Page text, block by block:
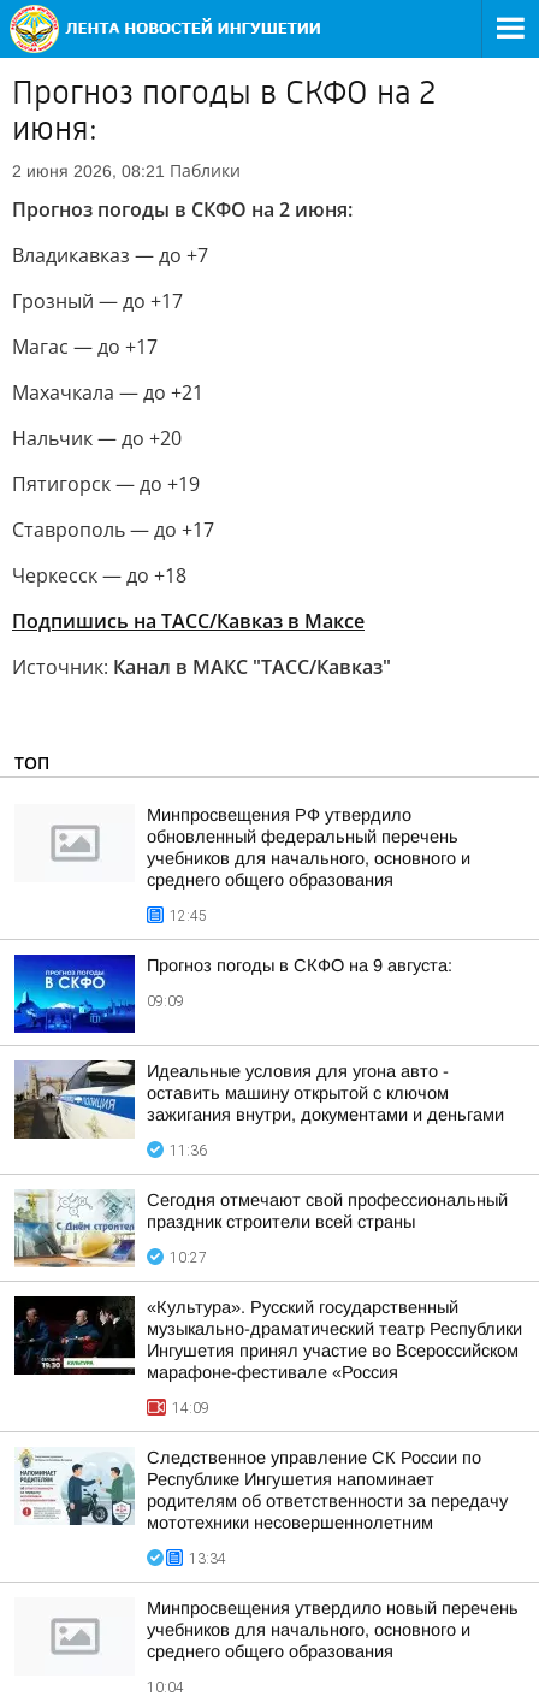
Прогноз погоды в СКФО на 2
июня:
2 июня 2026, 08:21 Паблики
Прогноз погоды в СКФО на 2 июня:
Владикавказ — до +7
Грозный — до +17
Магас — до +17
Махачкала — до +21
Нальчик — до +20
Пятигорск — до +19
Ставрополь — до +17
Черкесск — до +18
Подпишись на ТАСС/Кавказ в Максе
Источник: Канал в МАКС "ТАСС/Кавказ"
ТОП
Минпросвещения РФ утвердило
обновленный федеральный перечень
учебников для начального, основного и
среднего общего образования
12:45
Прогноз погоды в СКФО на 9 августа:
09:09
Идеальные условия для угона авто -
оставить машину открытой с ключом
зажигания внутри, документами и деньгами
11:36
Сегодня отмечают свой профессиональный
праздник строители всей страны
10:27
«Культура». Русский государственный
музыкально-драматический театр Республики
Ингушетия принял участие во Всероссийском
марафоне-фестивале «Россия
14:09
Следственное управление СК России по
Республике Ингушетия напоминает
родителям об ответственности за передачу
мототехники несовершеннолетним
13:34
Минпросвещения утвердило новый перечень
учебников для начального, основного и
среднего общего образования
10:04